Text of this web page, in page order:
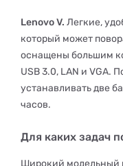
Lenovo V. Легкие,
который может
оснащены большим
USB 3.0, LAN и VGA.
устанавливать две
часов.
Для каких задач
Широкий модельный